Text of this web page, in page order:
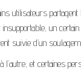
utilisateurs
un
suivie d’un
l’autre, et certaines